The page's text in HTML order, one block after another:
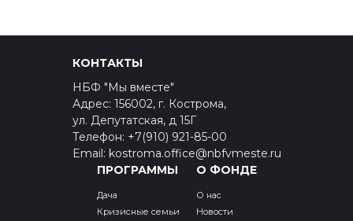
КОНТАКТЫ
НБФ "Мы вместе"
Адрес: 156002, г. Кострома,
ул. Депутатская, д 15Г
Телефон: +7(910) 921-85-00
Email: kostroma.office@nbfvmeste.ru
ПРОГРАММЫ
Дача
Кризисные семьи
О ФОНДЕ
О нас
Новости